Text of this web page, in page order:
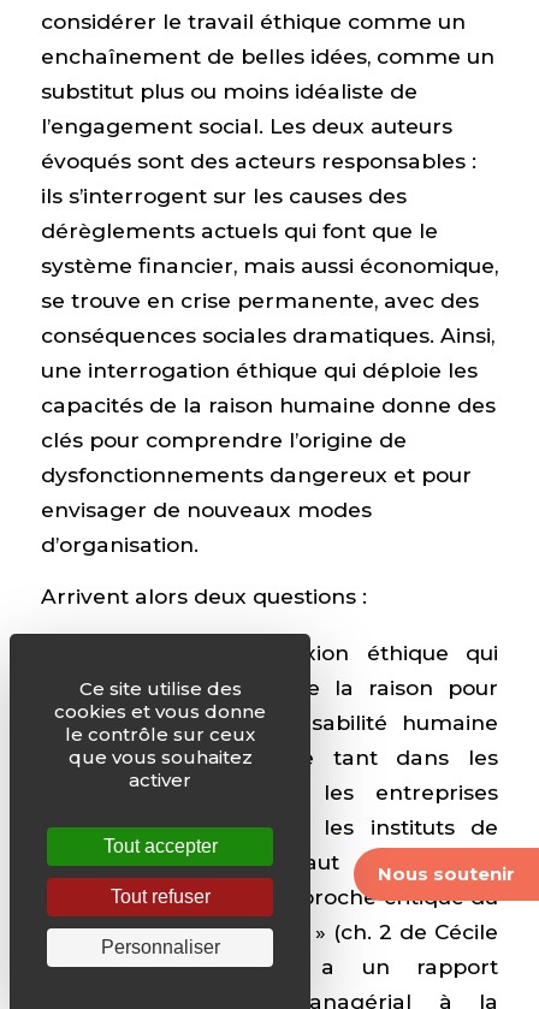
Nous soutenir
considérer le travail éthique comme un
enchaînement de belles idées, comme un
substitut plus ou moins idéaliste de
l’engagement social. Les deux auteurs
évoqués sont des acteurs responsables :
ils s’interrogent sur les causes des
dérèglements actuels qui font que le
système financier, mais aussi économique,
se trouve en crise permanente, avec des
conséquences sociales dramatiques. Ainsi,
une interrogation éthique qui déploie les
capacités de la raison humaine donne des
clés pour comprendre l’origine de
dysfonctionnements dangereux et pour
envisager de nouveaux modes
d’organisation.
Arrivent alors deux questions :
Comment une réflexion éthique qui
puise aux sources de la raison pour
dynamiser la responsabilité humaine
va-t-elle être portée tant dans les
diverses institutions, les entreprises
bien sûr, mais aussi les instituts de
formation ? Il faut pour cela
entreprendre une approche critique du
«marché de l’éthique » (ch. 2 de Cécile
Renouard). Celui-ci a un rapport
instrumental et managérial à la
Ce site utilise des
cookies et vous donne
le contrôle sur ceux
que vous souhaitez
activer
Tout accepter
Tout refuser
Personnaliser